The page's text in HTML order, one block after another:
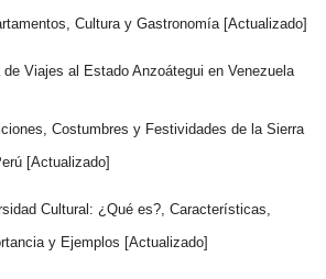
Cultura y Gastronomía [Actualizado]
de Viajes al Estado Anzoátegui en Venezuela
Costumbres y Festividades de la Sierra
[Actualizado]
Cultural: ¿Qué es?, Características,
y Ejemplos [Actualizado]